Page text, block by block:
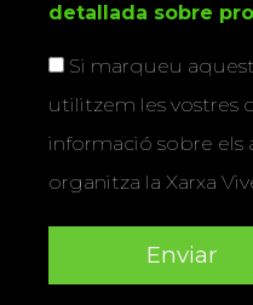
detallada sobre
Si marqueu
utilitzem les vostres
informació sobre els
organitza la Xarxa